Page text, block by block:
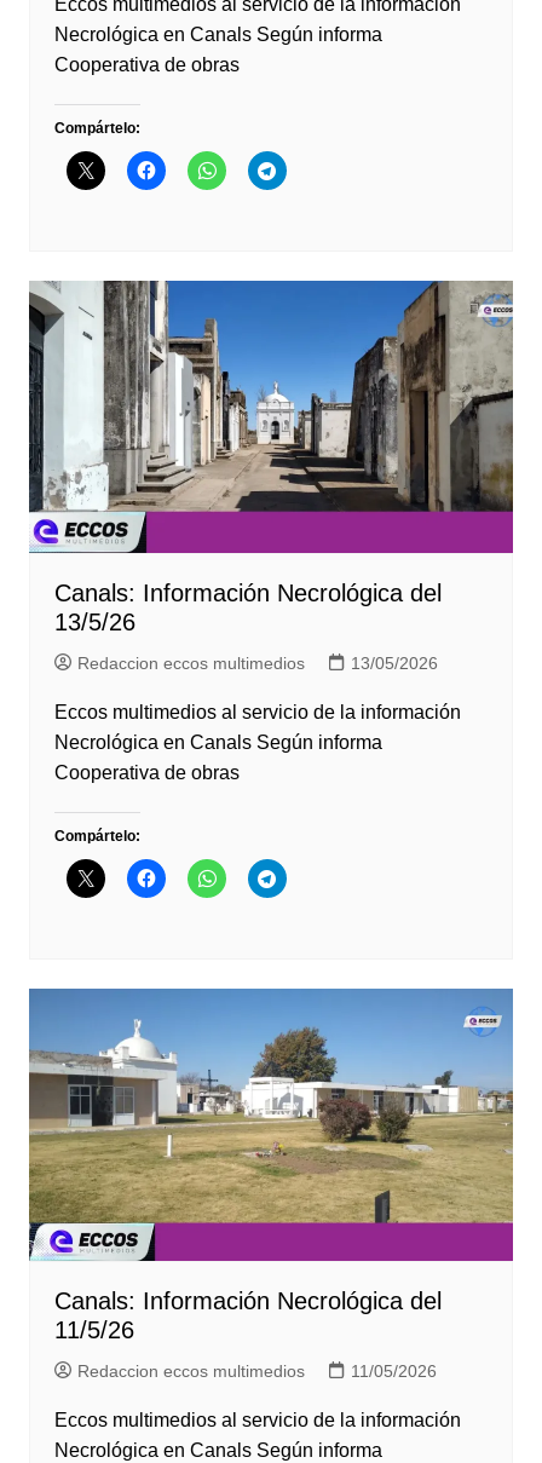
Eccos multimedios al servicio de la información
Necrológica en Canals Según informa
Cooperativa de obras
Compártelo:
Canals: Información Necrológica del
13/5/26
Redaccion eccos multimedios 13/05/2026
Eccos multimedios al servicio de la información
Necrológica en Canals Según informa
Cooperativa de obras
Compártelo:
Canals: Información Necrológica del
11/5/26
Redaccion eccos multimedios 11/05/2026
Eccos multimedios al servicio de la información
Necrológica en Canals Según informa